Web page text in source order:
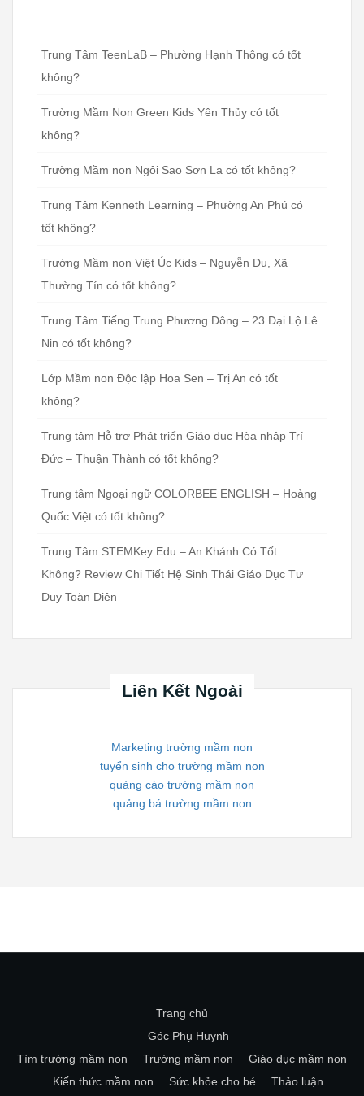
Trung Tâm TeenLaB – Phường Hạnh Thông có tốt
không?
Trường Mầm Non Green Kids Yên Thủy có tốt
không?
Trường Mầm non Ngôi Sao Sơn La có tốt không?
Trung Tâm Kenneth Learning – Phường An Phú có
tốt không?
Trường Mầm non Việt Úc Kids – Nguyễn Du, Xã
Thường Tín có tốt không?
Trung Tâm Tiếng Trung Phương Đông – 23 Đại Lộ Lê
Nin có tốt không?
Lớp Mầm non Độc lập Hoa Sen – Trị An có tốt
không?
Trung tâm Hỗ trợ Phát triển Giáo dục Hòa nhập Trí
Đức – Thuận Thành có tốt không?
Trung tâm Ngoại ngữ COLORBEE ENGLISH – Hoàng
Quốc Việt có tốt không?
Trung Tâm STEMKey Edu – An Khánh Có Tốt
Không? Review Chi Tiết Hệ Sinh Thái Giáo Dục Tư
Duy Toàn Diện
Liên Kết Ngoài
Marketing trường mầm non
tuyển sinh cho trường mầm non
quảng cáo trường mầm non
quảng bá trường mầm non
Trang chủ
Góc Phụ Huynh
Tìm trường mầm non
Trường mầm non
Giáo dục mầm non
Kiến thức mầm non
Sức khỏe cho bé Thảo luận